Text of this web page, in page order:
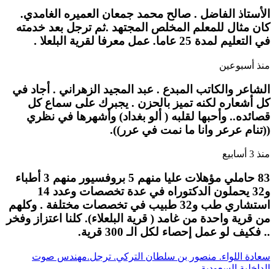
الأستاذ الفاضل . صالح محمد جمعان العميره الغامدي.
كان مثال للمعلم المخلص المجتهد .ثم ترجل بعد خدمته
في التعليم لمدة 25 عاما. عمل معرفا لقرية البلعلا .
منذ أسبوعين
الشاعر والكاتب المبدع . عبد المجيد الزهراني . أجاد في
كل أشعاره لكنه تميز بالحزن . يجبرك على سماع كل
قصائده.. وأحبها لقلبه ( ألو بغداد) وأشهرها في نظري
((تنام عرعر وانا ما نمت في عرر)).
منذ 3 أسابيع
83 حاملي مؤهلات عليا منهم 5 بروفسيور منهم 3 أطباء
و32 يحملون الدكتوراه في عدة تخصصات وعدد 14
استشاري طب و32 طبيب في تخصصات مختلفة . وكلهم
من قرية واحدة من غامد ( قرية البلعلاء). كلنا اعتزاز وفخر
.. فكيف لو عمل إحصاء لكل الـ 300 قرية.
سعادة اللواء. منصور بن سلطان التركي. ترجل.مهندس صوت